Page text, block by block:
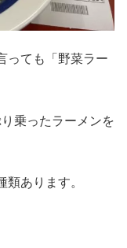
っても「野菜ラー
乗ったラーメンを
あります。